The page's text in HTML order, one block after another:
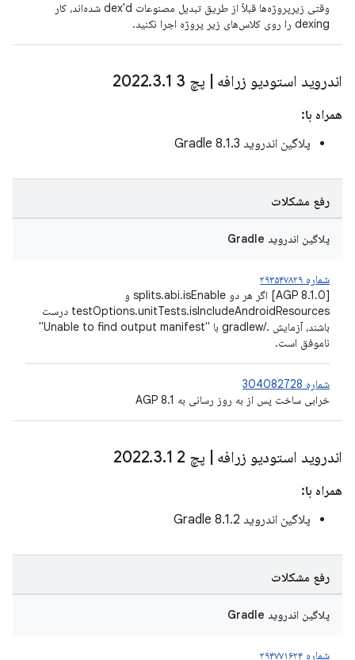
وقتی زیرپروژه‌ها قبلاً از طریق تبدیل مصنوعات dex'd شده‌اند، کار
dexing را روی کلاس‌های زیر پروژه اجرا نکنید.
اندروید استودیو زرافه پچ 3 2022 .3.1
همراه با:
پلاگین اندروید Gradle 8.1.3
رفع مشکلات
پلاگین اندروید Gradle
شماره ۲۹۳۵۴۷۸۲۹
[AGP 8.1.0] اگر هر دو splits.abi.isEnable و
testOptions.unitTests.isIncludeAndroidResources درست
باشند، آزمایش ./gradlew با "Unable to find output manifest"
ناموفق است.
شماره 304082728
خرابی ساخت پس از به روز رسانی به AGP 8.1
اندروید استودیو زرافه پچ 2 2022 .3.1
همراه با:
پلاگین اندروید Gradle 8.1.2
رفع مشکلات
پلاگین اندروید Gradle
شماره ۲۹۴۷۷۱۶۲۴